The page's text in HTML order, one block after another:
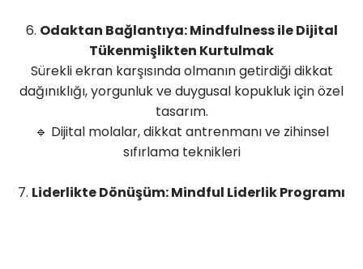
6. Odaktan Bağlantıya: Mindfulness ile Dijital
Tükenmişlikten Kurtulmak
Sürekli ekran karşısında olmanın getirdiği dikkat
dağınıklığı, yorgunluk ve duygusal kopukluk için özel
tasarım.
🔹 Dijital molalar, dikkat antrenmanı ve zihinsel
sıfırlama teknikleri
7. Liderlikte Dönüşüm: Mindful Liderlik Programı